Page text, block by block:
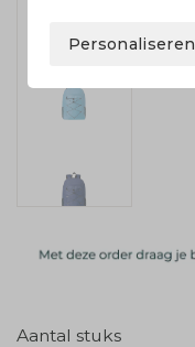
Aantal stuks
Personaliseren